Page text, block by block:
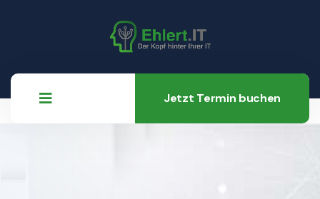
Jetzt Termin buchen